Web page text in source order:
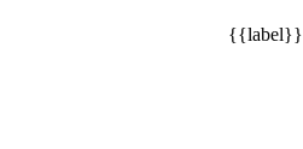
{{label}}